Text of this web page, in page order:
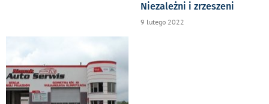
Niezależni i zrzeszeni
9 lutego 2022